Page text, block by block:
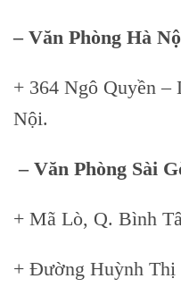
– Văn Phòng Hà
+ 364 Ngô Quyền
Nội.
– Văn Phòng Sài
+ Mã Lò, Q. Bình
+ Đường Huỳnh Thị